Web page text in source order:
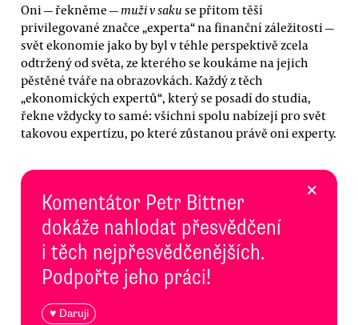
Oni — řekněme —muži v saku se přitom těší
privilegované značce „experta“ na finanční záležitosti —
svět ekonomie jako by byl v téhle perspektivě zcela
odtržený od světa, ze kterého se koukáme na jejich
pěstěné tváře na obrazovkách. Každý z těch
„ekonomických expertů“, který se posadí do studia,
řekne vždycky to samé: všichni spolu nabízejí pro svět
takovou expertízu, po které zůstanou právě oni experty.
Komentátor Petr Bittner
dokáže nahlodat přesvědčení
i těch nejpřesvědčenějších.
Podpořte jeho práci!
♥ Daruji
×